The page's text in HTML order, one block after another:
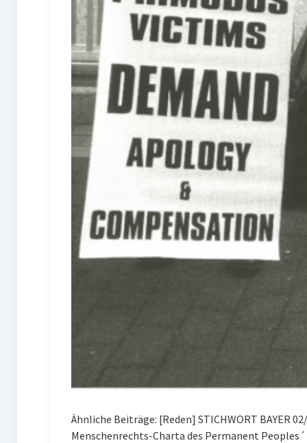
Ähnliche Beiträge: [Reden] STICHWORT BAYER
Menschenrechts-Charta des Permanent